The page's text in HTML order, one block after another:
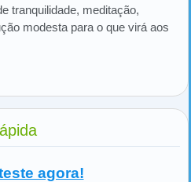
tranquilidade, meditação,
modesta para o que virá aos
agora!